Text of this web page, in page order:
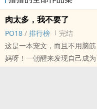
肉太多，我不要了
‍‎‌P‎‎O‎‎1‎‎‍8‌‎ / 排行榜
完结
这是一本宠文，而且不用脑筋
妈呀！一朝醒来发现自己成